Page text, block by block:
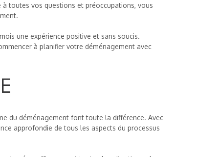
toutes vos questions et préoccupations, vous
une expérience positive et sans soucis.
à planifier votre déménagement avec
du déménagement font toute la différence. Avec
approfondie de tous les aspects du processus